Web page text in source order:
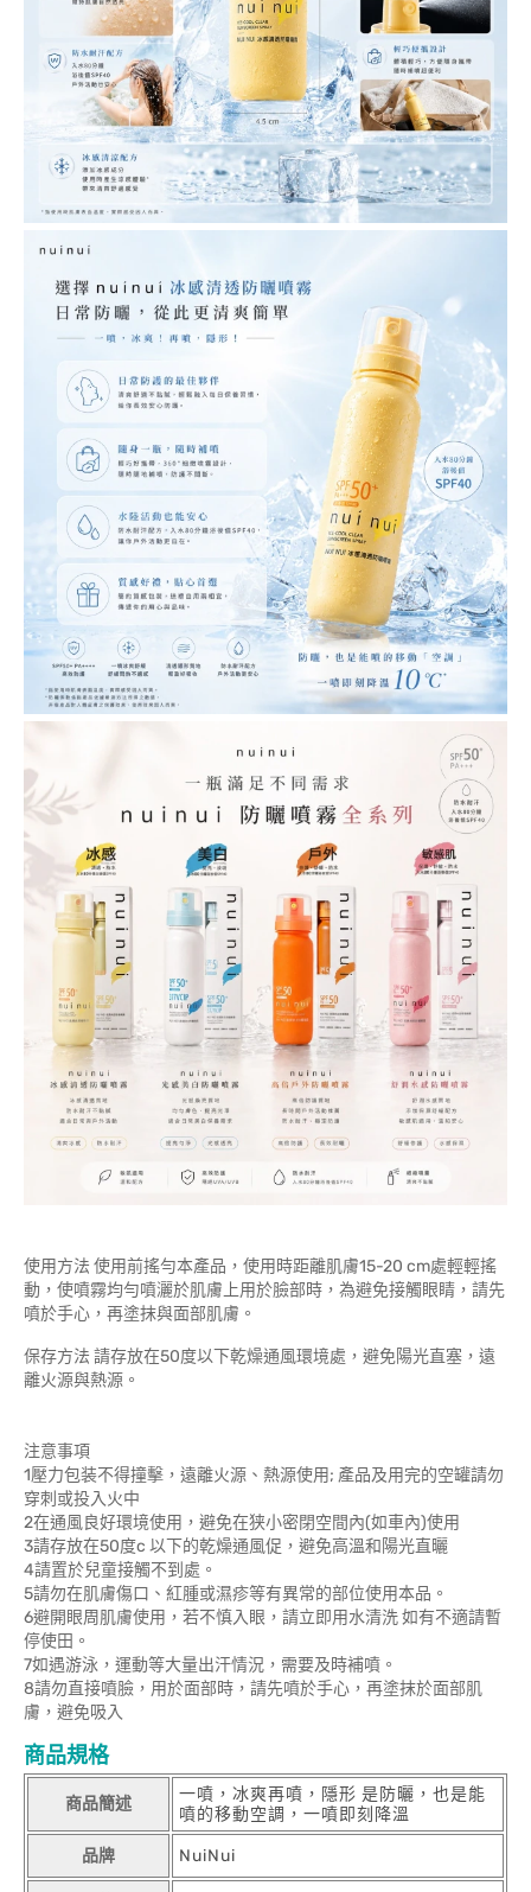
使用方法 使用前搖勻本產品，使用時距離肌膚15-20 cm處輕輕搖
動，使噴霧均勻噴灑於肌膚上用於臉部時，為避免接觸眼睛，請先
噴於手心，再塗抹與面部肌膚。
保存方法 請存放在50度以下乾燥通風環境處，避免陽光直塞，遠
離火源與熱源。
注意事項
1壓力包装不得撞擊，遠離火源、熱源使用; 產品及用完的空罐請勿
穿刺或投入火中
2在通風良好環境使用，避免在狭小密閉空間內(如車內)使用
3請存放在50度c 以下的乾燥通風促，避免高溫和陽光直曬
4請置於兒童接觸不到處。
5請勿在肌膚傷口、紅腫或濕疹等有異常的部位使用本品。
6避開眼周肌膚使用，若不慎入眼，請立即用水清洗 如有不適請暫
停使田。
7如遇游泳，運動等大量出汗情況，需要及時補噴。
8請勿直接噴臉，用於面部時，請先噴於手心，再塗抹於面部肌
膚，避免吸入
商品規格
商品簡述
一噴，冰爽再噴，隱形 是防曬，也是能
噴的移動空調，一噴即刻降溫
品牌 NuiNui